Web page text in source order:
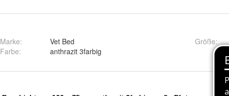
Marke:
Vet Bed
Farbe: anthrazit 3farbig
Größe: